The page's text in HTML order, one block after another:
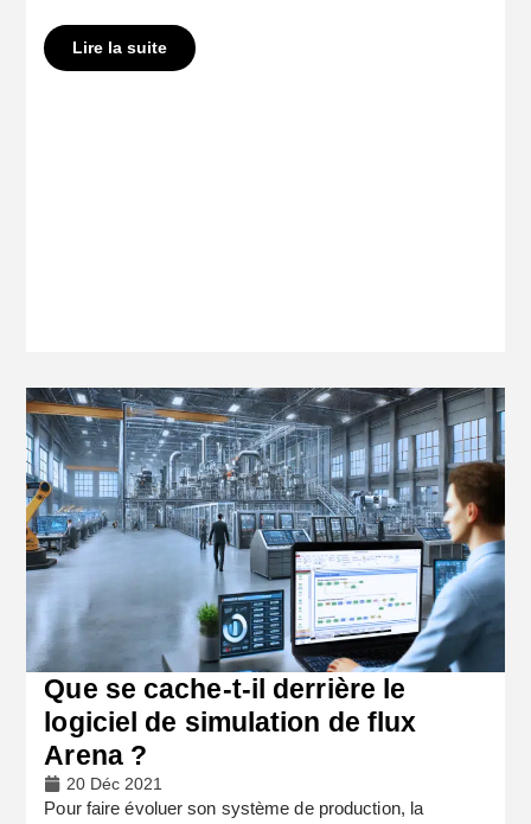
Lire la suite
Que se cache-t-il derrière le
logiciel de simulation de flux
Arena ?
20 Déc 2021
Pour faire évoluer son système de production, la